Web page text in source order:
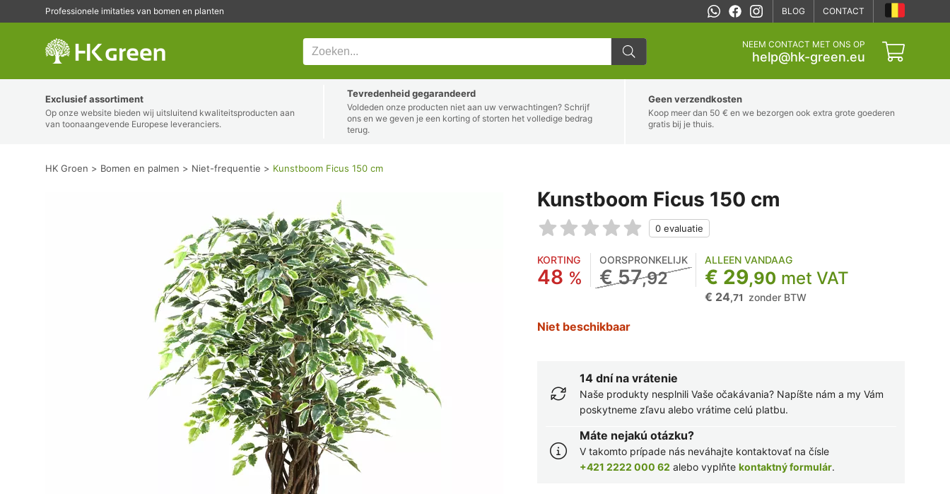
Professionele imitaties van bomen en planten BLOG
CONTACT
NEEM CONTACT MET ONS OP
help@hk-green.eu
HK Groen Bomen en palmen Niet-frequentie Kunstboom Ficus 150 cm
Exclusief assortiment
Op onze website bieden wij uitsluitend kwaliteitsproducten aan
van toonaangevende Europese leveranciers.
Tevredenheid gegarandeerd
Voldeden onze producten niet aan uw verwachtingen? Schrijf
ons en we geven je een korting of storten het volledige bedrag
terug.
Geen verzendkosten
Koop meer dan 50 € en we bezorgen ook extra grote goederen
gratis bij je thuis.
Kunstboom Ficus 150 cm
KORTING
48 %
OORSPRONKELIJK
€ 57,92
ALLEEN VANDAAG
€ 29,90 met VAT
€ 24,71 zonder BTW
Niet beschikbaar
14 dní na vrátenie
Naše produkty nesplnili Vaše očakávania? Napíšte nám a my Vám
poskytneme zľavu alebo vrátime celú platbu.
Máte nejakú otázku?
V takomto prípade nás neváhajte kontaktovať na čísle
+421 2222 000 62 alebo vyplňte kontaktný formulár.